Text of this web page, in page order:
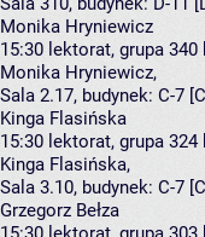
Monika Hryniewicz
15:30 lektorat, grupa 340
Monika Hryniewicz,
Sala 2.17, budynek: C-7
Kinga Flasińska
15:30 lektorat, grupa 324
Kinga Flasińska,
Sala 3.10, budynek: C-7
Grzegorz Bełza